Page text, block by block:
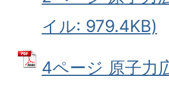
イル: 979.4KB)
4ページ 原子力